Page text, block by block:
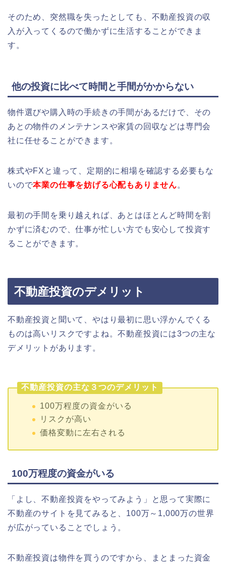
そのため、突然職を失ったとしても、不動産投資の収
入が入ってくるので働かずに生活することができま
す。
他の投資に比べて時間と手間がかからない
物件選びや購入時の手続きの手間があるだけで、その
あとの物件のメンテナンスや家賃の回収などは専門会
社に任せることができます。
株式やFXと違って、定期的に相場を確認する必要もな
いので本業の仕事を妨げる心配もありません。
最初の手間を乗り越えれば、あとはほとんど時間を割
かずに済むので、仕事が忙しい方でも安心して投資す
ることができます。
不動産投資のデメリット
不動産投資と聞いて、やはり最初に思い浮かんでくる
ものは高いリスクですよね。不動産投資には3つの主な
デメリットがあります。
不動産投資の主な３つのデメリット
100万程度の資金がいる
リスクが高い
価格変動に左右される
100万程度の資金がいる
「よし、不動産投資をやってみよう」と思って実際に
不動産のサイトを見てみると、100万～1,000万の世界
が広がっていることでしょう。
不動産投資は物件を買うのですから、まとまった資金